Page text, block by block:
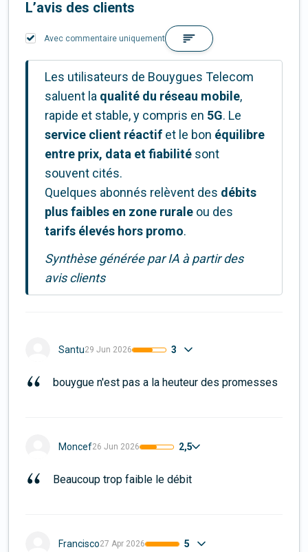
L’avis des clients
Avec commentaire uniquement
Les utilisateurs de Bouygues Telecom
saluent la qualité du réseau mobile,
rapide et stable, y compris en 5G. Le
service client réactif et le bon équilibre
entre prix, data et fiabilité sont
souvent cités.
Quelques abonnés relèvent des débits
plus faibles en zone rurale ou des
tarifs élevés hors promo.
Synthèse générée par IA à partir des
avis clients
Santu29 Jun 2026 3
bouygue n'est pas a la heuteur des promesses
Moncef26 Jun 2026 2,5
Beaucoup trop faible le débit
Francisco27 Apr 2026 5